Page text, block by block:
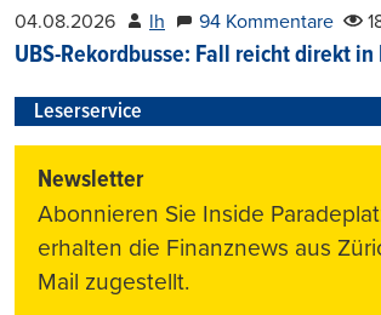
04.08.2026 lh 94 Kommentare
UBS-Rekordbusse: Fall reicht direkt
Leserservice
Newsletter
Abonnieren Sie Inside
erhalten die Finanznews aus
Mail zugestellt.